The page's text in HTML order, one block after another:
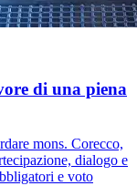
di una piena
mons. Corecco,
dialogo e
e voto